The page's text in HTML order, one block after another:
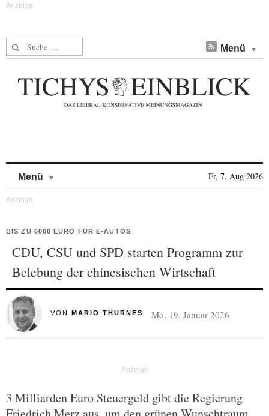
Suche nach: Menü
Menü Fr, 7. Aug 2026
BIS ZU 6000 EURO FÜR E-AUTOS
CDU, CSU und SPD starten Programm zur
Belebung der chinesischen Wirtschaft
VON MARIO THURNES Mo, 19. Januar 2026
3 Milliarden Euro Steuergeld gibt die Regierung